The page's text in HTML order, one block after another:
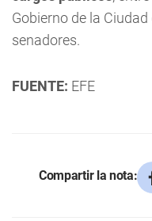
Gobierno de la
senadores.
FUENTE: EFE
Compartir la nota: